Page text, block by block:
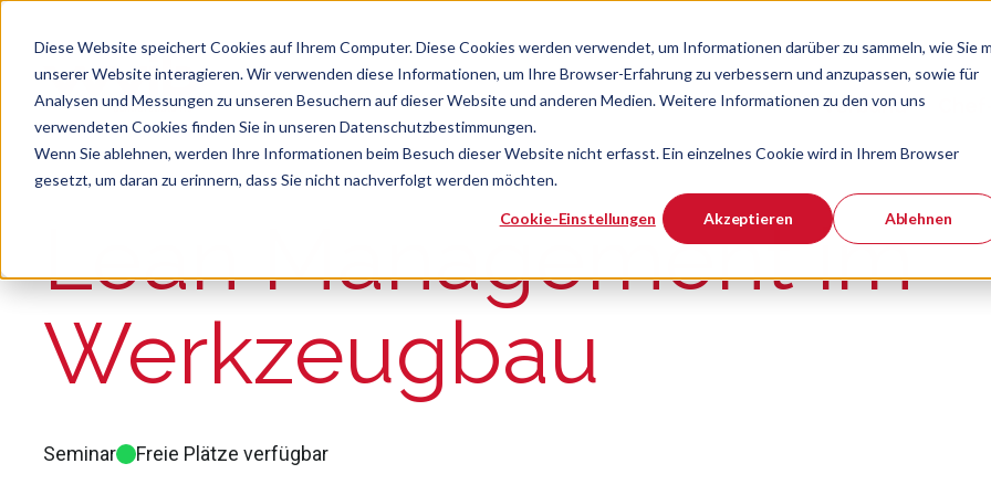
Diese Website speichert Cookies auf Ihrem Computer. Diese Cookies werden verwendet, um Informationen darüber zu sammeln, wie Sie
unserer Website interagieren. Wir verwenden diese Informationen, um Ihre Browser-Erfahrung zu verbessern und anzupassen, sowie für
Analysen und Messungen zu unseren Besuchern auf dieser Website und anderen Medien. Weitere Informationen zu den von uns
verwendeten Cookies finden Sie in unseren Datenschutzbestimmungen.
Wenn Sie ablehnen, werden Ihre Informationen beim Besuch dieser Website nicht erfasst. Ein einzelnes Cookie wird in Ihrem Browser
gesetzt, um daran zu erinnern, dass Sie nicht nachverfolgt werden möchten.
Cookie-Einstellungen Akzeptieren Ablehnen
Zeige
Verband
Suche
Es gibt keine Vorschläge, da das Suchfeld leer ist.
Lean Management im
Werkzeugbau
Seminar Freie Plätze verfügbar